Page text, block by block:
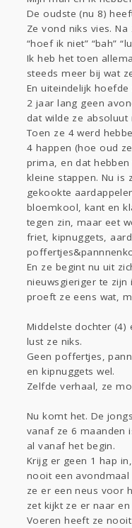
Sport
Gevraagd
Horen
Lezen
De oudste (nu 8)
Ze vond niks vies.
“hoef ik niet” “bah”
Ik heb het toen
steeds meer bij wat
En uiteindelijk
2 jaar lang geen
dat wilde ze
Toen ze 4 werd
4 happen (hoe oud
prima, en dat
kleine stappen. Nu is
gekookte
bloemkool, kant en
tegen zin, maar eet
friet, kipnuggets,
En ze begint nu uit
nieuwsgieriger te
proeft ze eens wat,
Middelste dochter
lust ze niks.
Geen poffertjes,
en kipnuggets wel.
Zelfde verhaal, ze
Nu komt het. De
vanaf ze 6 maanden
al vanaf het begin.
Krijg er geen 1 hap
nooit een
ze er een neus voor
zet kijkt ze er naar
Voeren heeft ze